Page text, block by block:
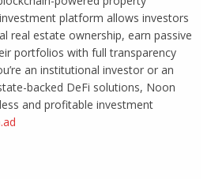
platform allows investors
real estate ownership, earn passive
portfolios with full transparency
an institutional investor or an
backed DeFi solutions, Noon
and profitable investment